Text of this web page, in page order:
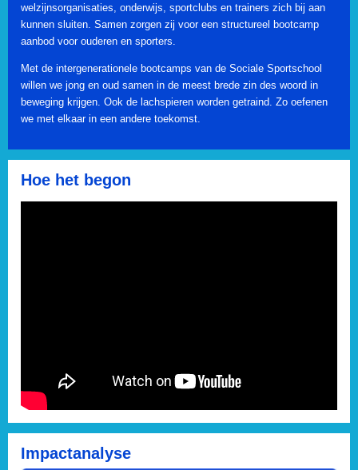
welzijnsorganisaties, onderwijs, sportclubs en trainers zich bij aan
kunnen sluiten. Samen zorgen zij voor een structureel bootcamp
aanbod voor ouderen en sporters.
Met de intergenerationele bootcamps van de Sociale Sportschool
willen we jong en oud samen in de meest brede zin des woord in
beweging krijgen. Ook de lachspieren worden getraind. Zo oefenen
we met elkaar in een andere toekomst.
Hoe het begon
Impactanalyse